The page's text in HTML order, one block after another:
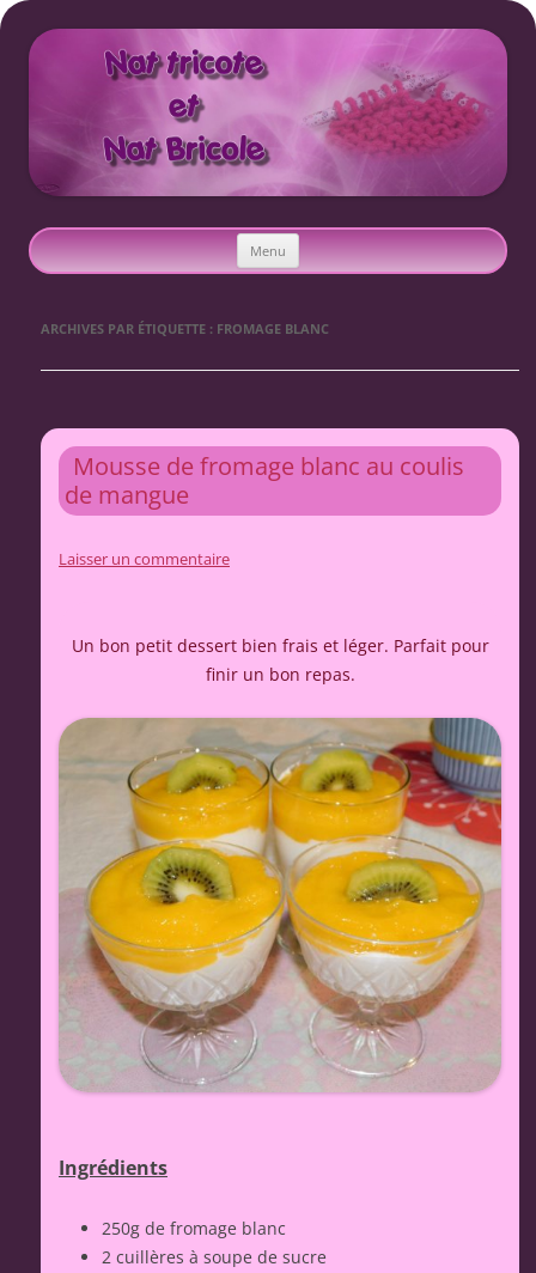
Menu Aller
au
contenu
ARCHIVES PAR ÉTIQUETTE : FROMAGE BLANC
Mousse de fromage blanc au coulis
de mangue
Laisser un commentaire
Un bon petit dessert bien frais et léger. Parfait pour
finir un bon repas.
Ingrédients
250g de fromage blanc
2 cuillères à soupe de sucre